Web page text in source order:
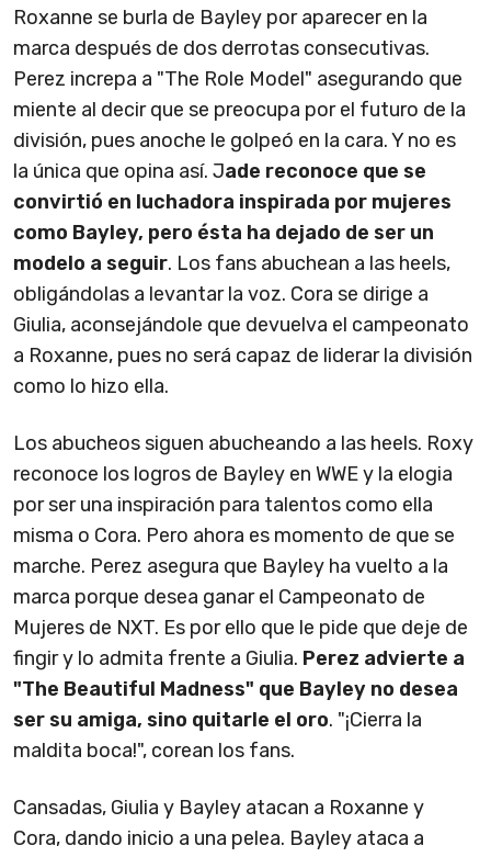
Roxanne se burla de Bayley por aparecer en la
marca después de dos derrotas consecutivas.
Perez increpa a "The Role Model" asegurando que
miente al decir que se preocupa por el futuro de la
división, pues anoche le golpeó en la cara. Y no es
la única que opina así. Jade reconoce que se
convirtió en luchadora inspirada por mujeres
como Bayley, pero ésta ha dejado de ser un
modelo a seguir. Los fans abuchean a las heels,
obligándolas a levantar la voz. Cora se dirige a
Giulia, aconsejándole que devuelva el campeonato
a Roxanne, pues no será capaz de liderar la división
como lo hizo ella.
Los abucheos siguen abucheando a las heels. Roxy
reconoce los logros de Bayley en WWE y la elogia
por ser una inspiración para talentos como ella
misma o Cora. Pero ahora es momento de que se
marche. Perez asegura que Bayley ha vuelto a la
marca porque desea ganar el Campeonato de
Mujeres de NXT. Es por ello que le pide que deje de
fingir y lo admita frente a Giulia. Perez advierte a
"The Beautiful Madness" que Bayley no desea
ser su amiga, sino quitarle el oro. "¡Cierra la
maldita boca!", corean los fans.
Cansadas, Giulia y Bayley atacan a Roxanne y
Cora, dando inicio a una pelea. Bayley ataca a